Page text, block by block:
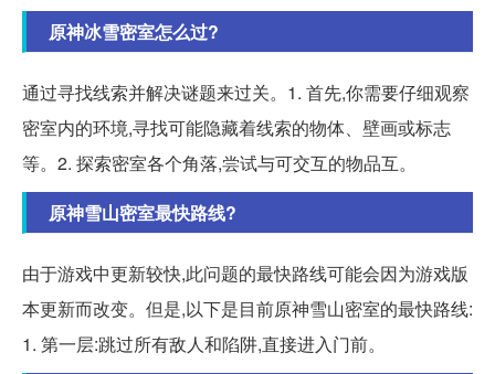
原神冰雪密室怎么过?
通过寻找线索并解决谜题来过关。1. 首先,你需要仔细观察
密室内的环境,寻找可能隐藏着线索的物体、壁画或标志
等。2. 探索密室各个角落,尝试与可交互的物品互。
原神雪山密室最快路线?
由于游戏中更新较快,此问题的最快路线可能会因为游戏版
本更新而改变。但是,以下是目前原神雪山密室的最快路线:
1. 第一层:跳过所有敌人和陷阱,直接进入门前。